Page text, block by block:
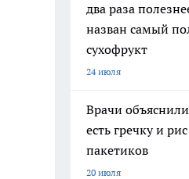
два раза
назван самый
сухофрукт
24 июля
Врачи
есть гречку и
пакетиков
20 июля